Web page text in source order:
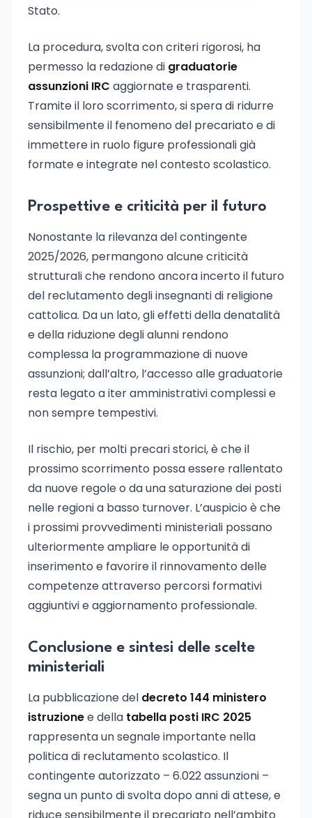
Stato.
La procedura, svolta con criteri rigorosi, ha
permesso la redazione di graduatorie
assunzioni IRC aggiornate e trasparenti.
Tramite il loro scorrimento, si spera di ridurre
sensibilmente il fenomeno del precariato e di
immettere in ruolo figure professionali già
formate e integrate nel contesto scolastico.
Prospettive e criticità per il futuro
Nonostante la rilevanza del contingente
2025/2026, permangono alcune criticità
strutturali che rendono ancora incerto il futuro
del reclutamento degli insegnanti di religione
cattolica. Da un lato, gli effetti della denatalità
e della riduzione degli alunni rendono
complessa la programmazione di nuove
assunzioni; dall’altro, l’accesso alle graduatorie
resta legato a iter amministrativi complessi e
non sempre tempestivi.
Il rischio, per molti precari storici, è che il
prossimo scorrimento possa essere rallentato
da nuove regole o da una saturazione dei posti
nelle regioni a basso turnover. L’auspicio è che
i prossimi provvedimenti ministeriali possano
ulteriormente ampliare le opportunità di
inserimento e favorire il rinnovamento delle
competenze attraverso percorsi formativi
aggiuntivi e aggiornamento professionale.
Conclusione e sintesi delle scelte
ministeriali
La pubblicazione del decreto 144 ministero
istruzionee della tabella posti IRC 2025
rappresenta un segnale importante nella
politica di reclutamento scolastico. Il
contingente autorizzato – 6.022 assunzioni –
segna un punto di svolta dopo anni di attese, e